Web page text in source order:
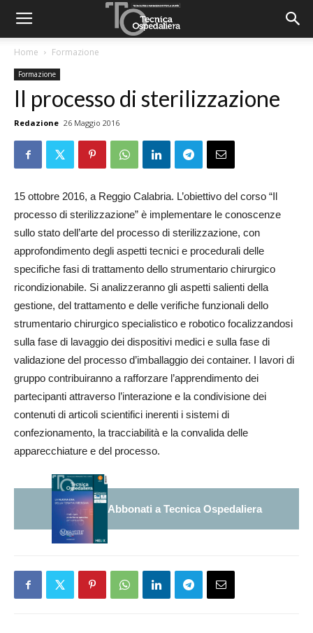
Home Formazione
Formazione
Il processo di sterilizzazione
Redazione 26 Maggio 2016
15 ottobre 2016, a Reggio Calabria. L’obiettivo del corso “Il
processo di sterilizzazione” è implementare le conoscenze
sullo stato dell’arte del processo di sterilizzazione, con
approfondimento degli aspetti tecnici e procedurali delle
specifiche fasi di trattamento dello strumentario chirurgico
ricondizionabile. Si analizzeranno gli aspetti salienti della
gestione, del trattamento e delle verifiche funzionali dello
strumentario chirurgico specialistico e robotico focalizzandosi
sulla fase di lavaggio dei dispositivi medici e sulla fase di
validazione del processo d’imballaggio dei container. I lavori di
gruppo contribuiranno a rafforzare l’apprendimento dei
partecipanti attraverso l’interazione e la condivisione dei
contenuti di articoli scientifici inerenti i sistemi di
confezionamento, la tracciabilità e la convalida delle
apparecchiature e del processo.
Abbonati a Tecnica Ospedaliera